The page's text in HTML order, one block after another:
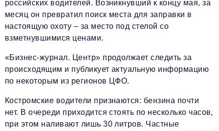
российских водителей. Возникнувший к концу мая, за
месяц он превратил поиск места для заправки в
настоящую охоту – за место под стелой со
взметнувшимися ценами.
«Бизнес-журнал. Центр» продолжает следить за
происходящим и публикует актуальную информацию
по некоторым из регионов ЦФО.
Костромские водители признаются: бензина почти
нет. В очереди приходится стоять по несколько часов,
при этом наливают лишь 30 литров. Частные